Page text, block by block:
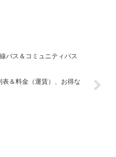
バス＆コミュニティバス
表＆料金（運賃）、お得な